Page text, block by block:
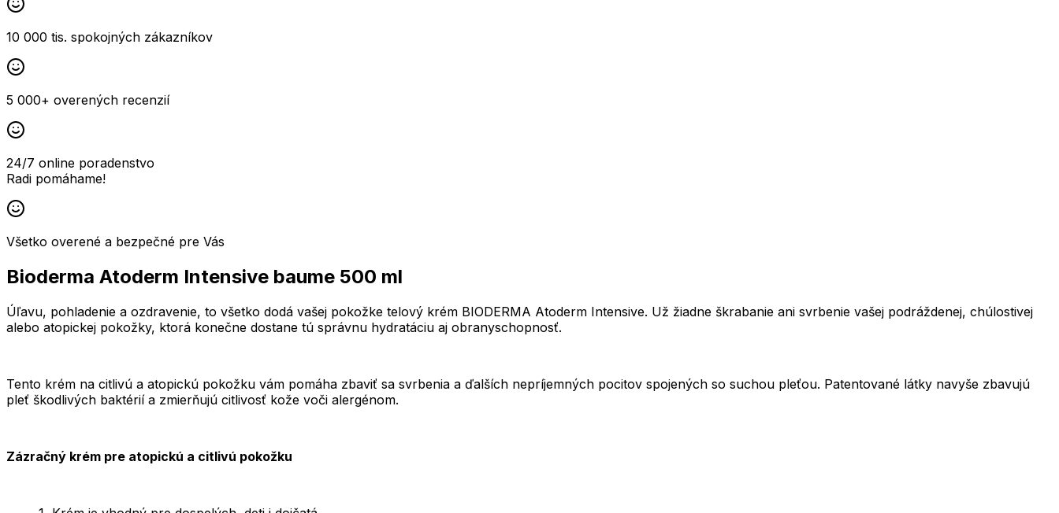
10 000 tis. spokojných zákazníkov
5 000+ overených recenzií
24/7 online poradenstvo
Radi pomáhame!
Všetko overené a bezpečné pre Vás
Bioderma Atoderm Intensive baume 500 ml
Úľavu, pohladenie a ozdravenie, to všetko dodá vašej pokožke telový krém BIODERMA Atoderm Intensive. Už žiadne škrabanie ani svrbenie vašej podráždenej, chúlostivej
alebo atopickej pokožky, ktorá konečne dostane tú správnu hydratáciu aj obranyschopnosť.
Tento krém na citlivú a atopickú pokožku vám pomáha zbaviť sa svrbenia a ďalších nepríjemných pocitov spojených so suchou pleťou. Patentované látky navyše zbavujú
pleť škodlivých baktérií a zmierňujú citlivosť kože voči alergénom.
Zázračný krém pre atopickú a citlivú pokožku